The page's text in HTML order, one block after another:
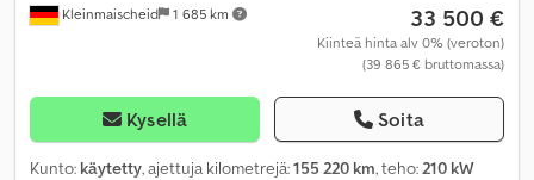
Kleinmaischeid 1 685 km 33 500 €
Kiinteä hinta alv 0% (veroton)
(39 865 € bruttomassa)
Kysellä Soita
Kunto: käytetty, ajettuja kilometrejä:155 220 km, teho: 210 kW